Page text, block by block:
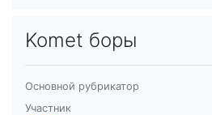
Komet боры
Основной рубрикатор
Участник